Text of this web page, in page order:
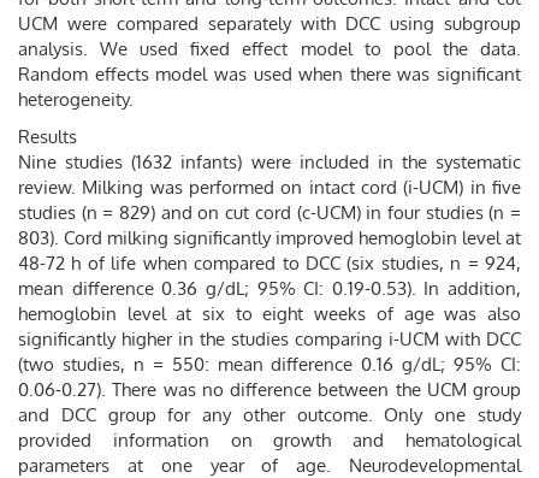
UCM were compared separately with DCC using subgroup
analysis. We used fixed effect model to pool the data.
Random effects model was used when there was significant
heterogeneity.
Results
Nine studies (1632 infants) were included in the systematic
review. Milking was performed on intact cord (i-UCM) in five
studies (n = 829) and on cut cord (c-UCM) in four studies (n =
803). Cord milking significantly improved hemoglobin level at
48-72 h of life when compared to DCC (six studies, n = 924,
mean difference 0.36 g/dL; 95% CI: 0.19-0.53). In addition,
hemoglobin level at six to eight weeks of age was also
significantly higher in the studies comparing i-UCM with DCC
(two studies, n = 550: mean difference 0.16 g/dL; 95% CI:
0.06-0.27). There was no difference between the UCM group
and DCC group for any other outcome. Only one study
provided information on growth and hematological
parameters at one year of age. Neurodevelopmental